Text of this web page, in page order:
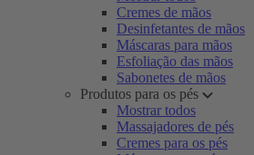
Cremes de mãos
Desinfetantes de mãos
Máscaras para mãos
Esfoliação das mãos
Sabonetes de mãos
Produtos para os pés
Mostrar todos
Massajadores de pés
Cremes para os pés